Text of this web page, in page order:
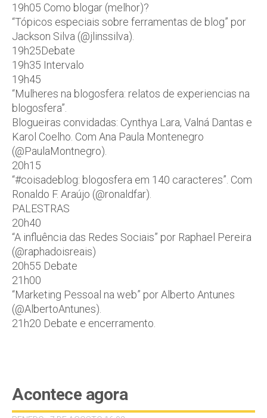
19h05 Como blogar (melhor)?
“Tópicos especiais sobre ferramentas de blog” por
Jackson Silva (@jlinssilva).
19h25Debate
19h35 Intervalo
19h45
“Mulheres na blogosfera: relatos de experiencias na
blogosfera”.
Blogueiras convidadas: Cynthya Lara, Valná Dantas e
Karol Coelho. Com Ana Paula Montenegro
(@PaulaMontnegro).
20h15
“#coisadeblog: blogosfera em 140 caracteres”. Com
Ronaldo F. Araújo (@ronaldfar).
PALESTRAS
20h40
“A influência das Redes Sociais” por Raphael Pereira
(@raphadoisreais)
20h55 Debate
21h00
“Marketing Pessoal na web” por Alberto Antunes
(@AlbertoAntunes).
21h20 Debate e encerramento.
Acontece agora